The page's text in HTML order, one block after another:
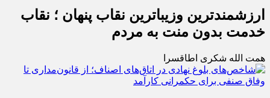
ارزشمندترین وزیباترین نقاب پنهان ؛ نقاب
خدمت بدون منت به مردم
همت الله شکری اطاقسرا